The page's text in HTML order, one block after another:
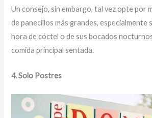
Un consejo, sin embargo, tal vez opte por
de panecillos más grandes, especialmente
hora de cóctel o de sus bocados
comida principal sentada.
4. Solo Postres